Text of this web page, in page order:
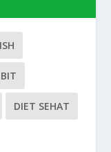
DIET SEHAT